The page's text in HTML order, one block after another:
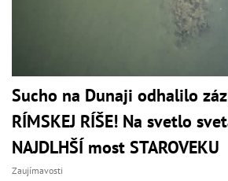
Sucho na Dunaji odhalilo
RÍMSKEJ RÍŠE! Na svetlo
NAJDLHŠÍ most STAROVEKU
Zaujímavosti